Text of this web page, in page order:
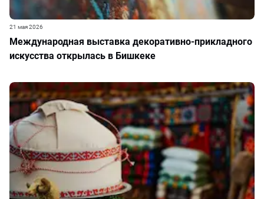
Международная выставка декоративно-прикладного
искусства открылась в Бишкеке
21 мая 2026